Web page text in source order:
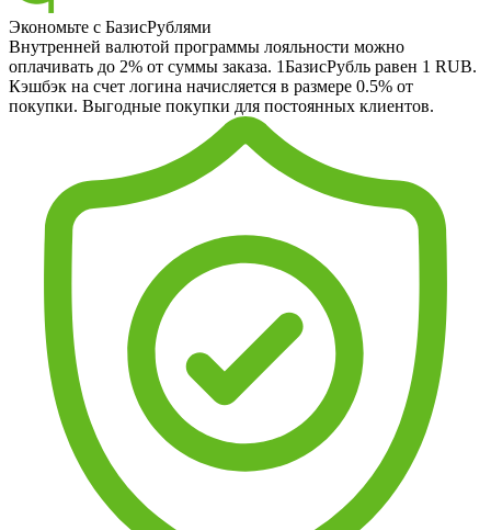
Экономьте с БазисРублями
Внутренней валютой программы лояльности можно
оплачивать до 2% от суммы заказа. 1БазисРубль равен 1 RUB.
Кэшбэк на счет логина начисляется в размере 0.5% от
покупки. Выгодные покупки для постоянных клиентов.